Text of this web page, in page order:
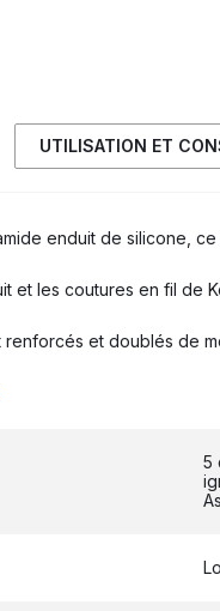
UTILISATION ET
enduit de silicone,
et les coutures en fil
renforcés et doublés de
5